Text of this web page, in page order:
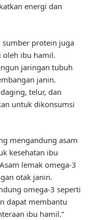
energi dan
sumber protein juga
oleh ibu hamil.
jaringan tubuh
janin.
telur, dan
untuk dikonsumsi
mengandung asam
kesehatan ibu
lemak omega-3
otak janin.
omega-3 seperti
dapat membantu
ibu hamil.”